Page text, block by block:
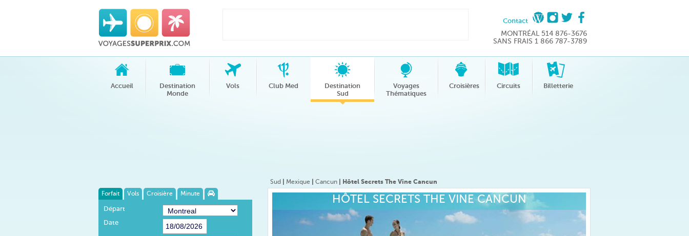
Contact
MONTRÉAL 514 876-3676
SANS FRAIS 1 866 787-3789
Accueil
Destination
Monde
Vols Club Med
Destination
Sud
Voyages
Thématiques
Croisières Circuits Billetterie
Forfait Vols Croisière Minute
Départ
Date
Sud Mexique Cancun | Hôtel Secrets The Vine Cancun
HÔTEL SECRETS THE VINE CANCUN